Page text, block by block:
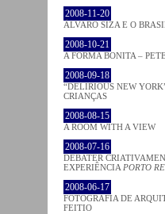
2008-11-20
ÁLVARO SIZA E O
2008-10-21
A FORMA BONITA –
2008-09-18
“DELIRIOUS NEW
CRIANÇAS
2008-08-15
A ROOM WITH A VIEW
2008-07-16
DEBATER
EXPERIÊNCIA PORTO
2008-06-17
FOTOGRAFIA DE
FEITIO